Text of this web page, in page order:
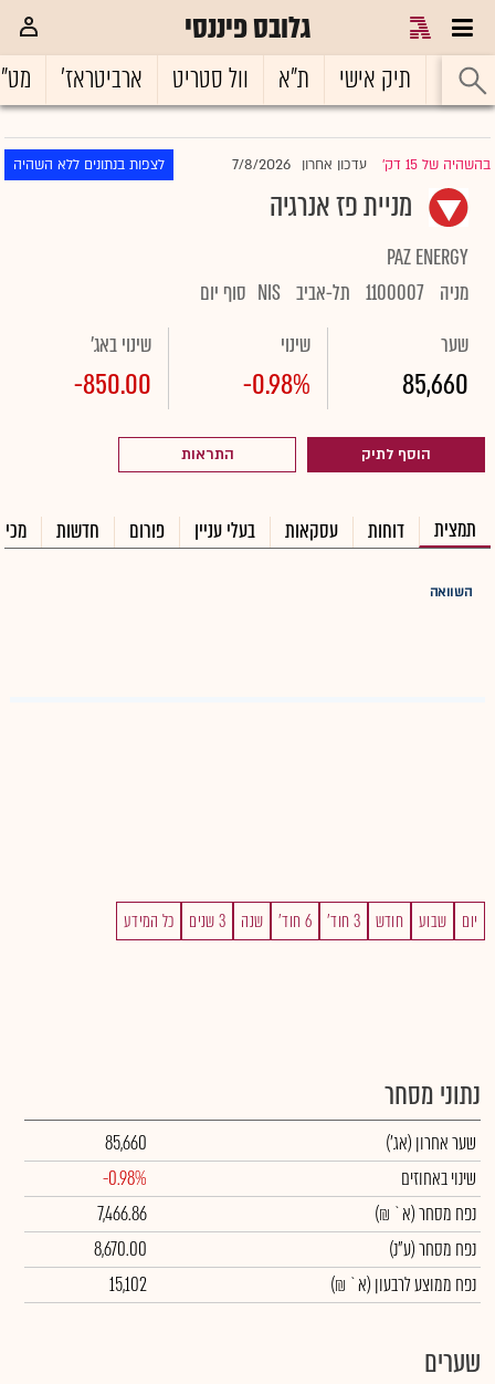
גלובס פיננסי
ראשי תיק אישי ת"א וול סטריט ארביטראז'
בהשהיה של 15 דק' |עדכון אחרון 7/8/2026 לצפות בנתונים ללא השהיה
מניית פז אנרגיה
PAZ ENERGY
מניה 1100007 תל-אביב NIS סוף יום
שער
85,660
שינוי
-0.98%
שינוי באג'
-850.00
הוסף לתיק התראות
תמצית דוחות עסקאות בעלי עניין פורום חדשות
השוואה
יום שבוע חודש 3 חוד' 6 חוד' שנה 3 שנים כל המידע
נתוני מסחר
שער אחרון (אג')
85,660
שינוי באחוזים
-0.98%
נפח מסחר(א` ₪)
7,466.86
נפח מסחר(ע"נ)
8,670.00
נפח ממוצע לרבעון (א` ₪)
15,102
שערים